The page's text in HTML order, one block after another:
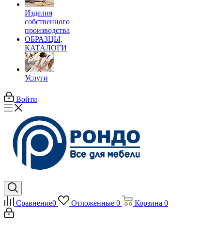
Изделия
собственного
производства
ОБРАЗЦЫ,
КАТАЛОГИ
Услуги
Войти
Сравнение0 Отложенные 0 Корзина 0